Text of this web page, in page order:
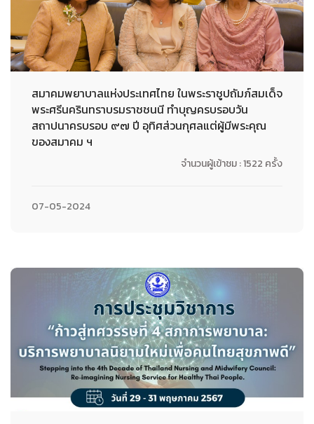
สมาคมพยาบาลแห่งประเทศไทย ในพระราชูปถัมภ์สมเด็จ
พระศรีนครินทราบรมราชชนนี ทำบุญครบรอบวัน
สถาปนาครบรอบ ๙๗ ปี อุทิศส่วนกุศลแต่ผู้มีพระคุณ
ของสมาคม ฯ
จำนวนผู้เข้าชม : 1522 ครั้ง
07-05-2024